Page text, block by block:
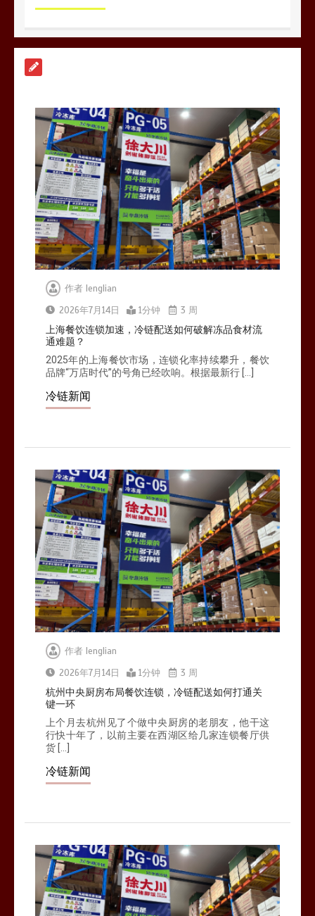
杭州中央厨房布局餐饮连锁，冷链配
送如何打通关键一环
1分钟
0 1分钟
作者 lenglian
2026年7月14日
1分钟 3 周
上海餐饮连锁加速，冷链配送如何破解冻品食材流
通难题？
2025年的上海餐饮市场，连锁化率持续攀升，餐饮
品牌“万店时代”的号角已经吹响。根据最新行 […]
冷链新闻
作者 lenglian
2026年7月14日
1分钟 3 周
杭州中央厨房布局餐饮连锁，冷链配送如何打通关
键一环
上个月去杭州见了个做中央厨房的老朋友，他干这
行快十年了，以前主要在西湖区给几家连锁餐厅供
货 […]
冷链新闻